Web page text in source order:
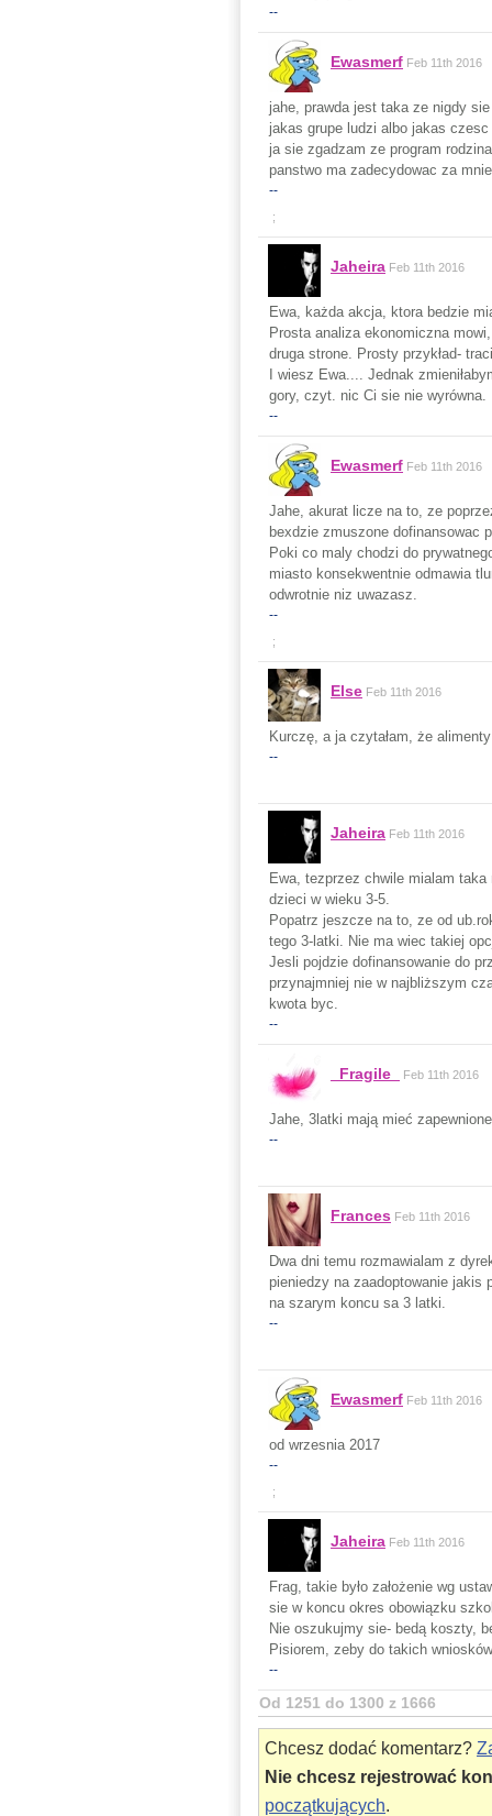
--
Ewasmerf Feb 11th 2016
jahe, prawda jest taka ze nigdy
jakas grupe ludzi albo jakas
ja sie zgadzam ze program
panstwo ma zadecydowac za
--
;
Jaheira Feb 11th 2016
Ewa, każda akcja, ktora bedzie
Prosta analiza ekonomiczna
druga strone. Prosty przykład-
I wiesz Ewa.... Jednak
gory, czyt. nic Ci sie nie wyrówna.
--
Ewasmerf Feb 11th 2016
Jahe, akurat licze na to, ze
bexdzie zmuszone dofinansowac
Poki co maly chodzi do
miasto konsekwentnie odmawia
odwrotnie niz uwazasz.
--
;
Else Feb 11th 2016
Kurczę, a ja czytałam, że
--
Jaheira Feb 11th 2016
Ewa, tezprzez chwile mialam
dzieci w wieku 3-5.
Popatrz jeszcze na to, ze od
tego 3-latki. Nie ma wiec takiej
Jesli pojdzie dofinansowanie do
przynajmniej nie w najbliższym
kwota byc.
--
_Fragile_ Feb 11th 2016
Jahe, 3latki mają mieć
--
Frances Feb 11th 2016
Dwa dni temu rozmawialam z
pieniedzy na zaadoptowanie
na szarym koncu sa 3 latki.
--
Ewasmerf Feb 11th 2016
od wrzesnia 2017
--
;
Jaheira Feb 11th 2016
Frag, takie było założenie wg
sie w koncu okres obowiązku
Nie oszukujmy sie- bedą koszty,
Pisiorem, zeby do takich
--
Od 1251 do 1300 z 1666
Chcesz dodać komentarz?
Nie chcesz rejestrować
początkujących.